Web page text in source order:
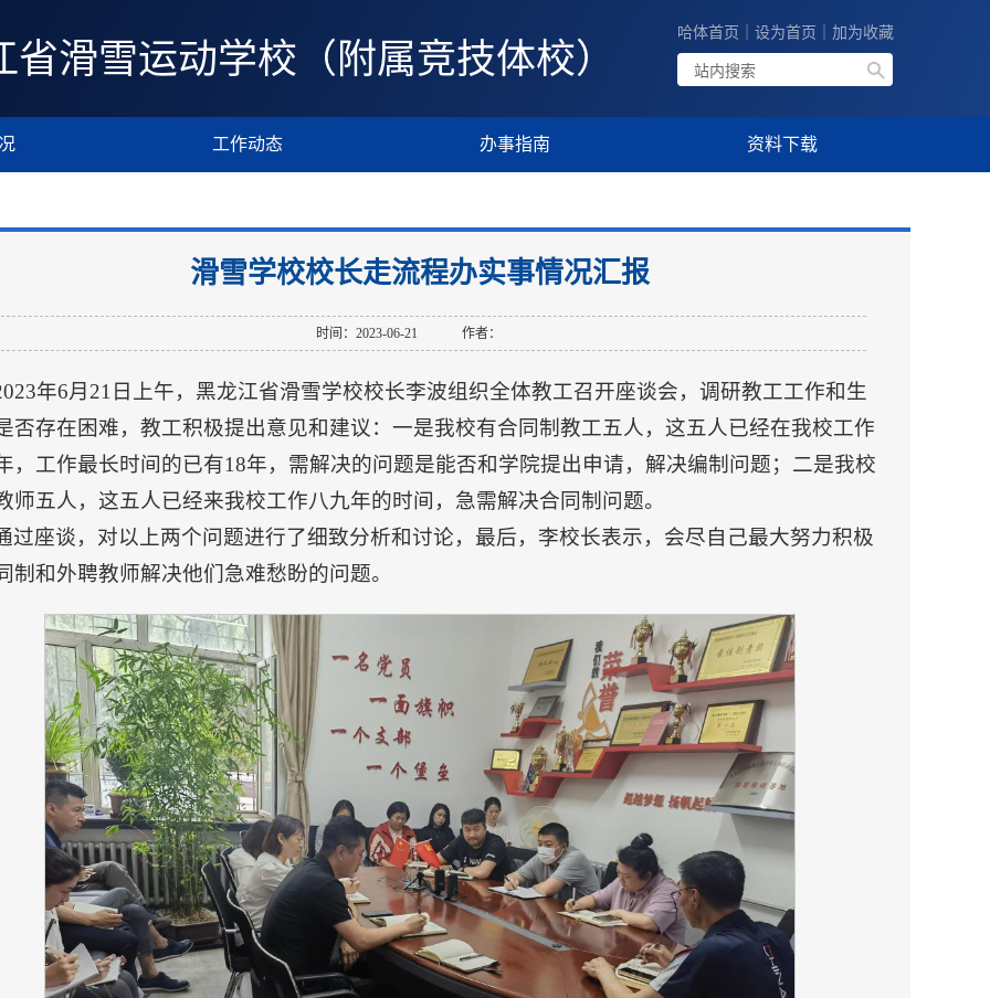
省滑雪运动学校（附属竞技体校）
哈体首页 设为首页 加为收藏
工作动态 办事指南 资料下载
滑雪学校校长走流程办实事情况汇报
时间：2023-06-21 作者：
年6月21日上午，黑龙江省滑雪学校校长李波组织全体教工召开座谈会，调研教工工作和生
否存在困难，教工积极提出意见和建议：一是我校有合同制教工五人，这五人已经在我校工作
，工作最长时间的已有18年，需解决的问题是能否和学院提出申请，解决编制问题；二是我校
师五人，这五人已经来我校工作八九年的时间，急需解决合同制问题。
过座谈，对以上两个问题进行了细致分析和讨论，最后，李校长表示，会尽自己最大努力积极
制和外聘教师解决他们急难愁盼的问题。